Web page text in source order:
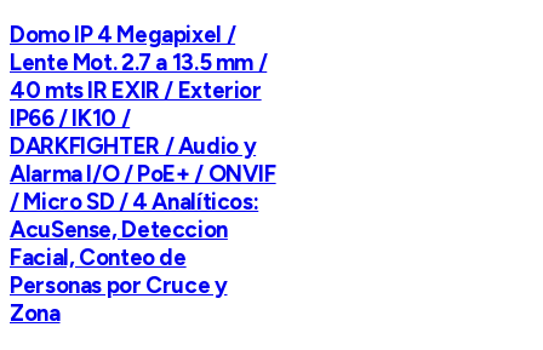
Domo IP 4 Megapixel /
Lente Mot. 2.7 a 13.5 mm /
40 mts IR EXIR / Exterior
IP66 / IK10 /
DARKFIGHTER / Audio y
Alarma I/O / PoE+ / ONVIF
/ Micro SD / 4 Analíticos:
AcuSense, Deteccion
Facial, Conteo de
Personas por Cruce y
Zona